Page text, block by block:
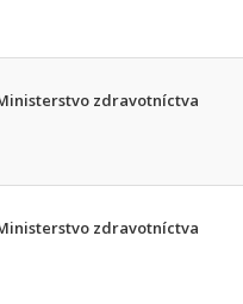
zdravotníctva
zdravotníctva